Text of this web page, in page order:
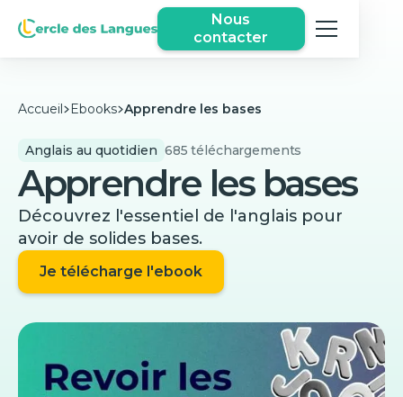
Nous
contacter
Accueil Ebooks Apprendre les bases
Anglais au quotidien 685 téléchargements
Apprendre les bases
Découvrez l'essentiel de l'anglais pour
avoir de solides bases.
Je télécharge l'ebook